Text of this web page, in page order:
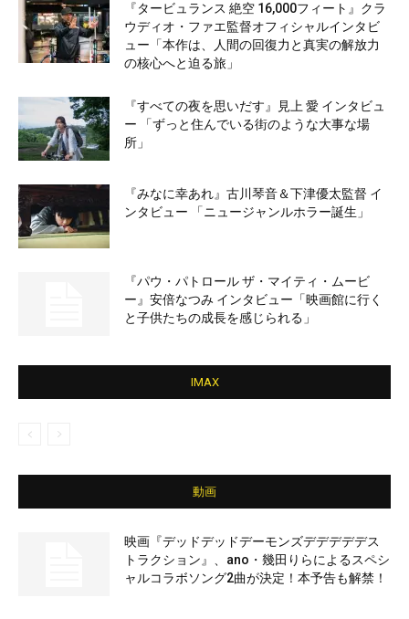
『タービュランス 絶空 16,000フィート』クラ
ウディオ・ファエ監督オフィシャルインタビ
ュー「本作は、人間の回復力と真実の解放力
の核心へと迫る旅」
『すべての夜を思いだす』見上 愛 インタビュ
ー 「ずっと住んでいる街のような大事な場
所」
『みなに幸あれ』古川琴音＆下津優太監督 イ
ンタビュー 「ニュージャンルホラー誕生」
『パウ・パトロール ザ・マイティ・ムービ
ー』安倍なつみ インタビュー「映画館に行く
と子供たちの成長を感じられる」
IMAX
動画
映画『デッドデッドデーモンズデデデデデス
トラクション』、ano・幾田りらによるスペシ
ャルコラボソング2曲が決定！本予告も解禁！